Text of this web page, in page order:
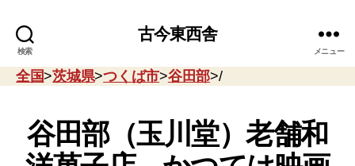
検索
古今東西舎
メニュー
全国>茨城県>つくば市>谷田部>/
谷田部（玉川堂）老舗和